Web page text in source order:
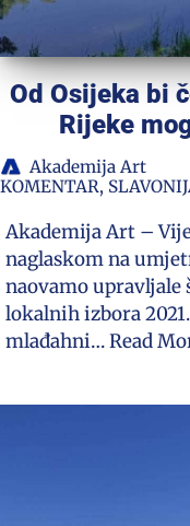
Od Osijeka bi
Rijeke
Akademija Art
KOMENTAR,
Akademija Art –
naglaskom na
naovamo upravljale
lokalnih izbora
mlađahni…Read